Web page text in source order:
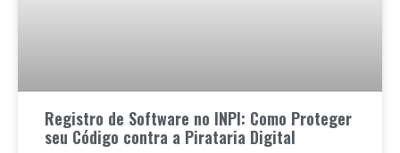
Registro de Software no INPI: Como Proteger
seu Código contra a Pirataria Digital